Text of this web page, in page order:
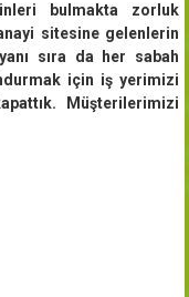
bulmakta zorluk
sitesine gelenlerin
sıra da her sabah
için iş yerimizi
Müşterilerimizi